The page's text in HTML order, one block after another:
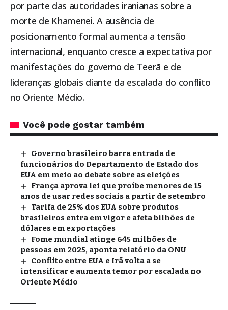
por parte das autoridades iranianas sobre a
morte de Khamenei. A ausência de
posicionamento formal aumenta a tensão
internacional, enquanto cresce a expectativa por
manifestações do governo de Teerã e de
lideranças globais diante da escalada do conflito
no Oriente Médio.
Você pode gostar também
Governo brasileiro barra entrada de
funcionários do Departamento de Estado dos
EUA em meio ao debate sobre as eleições
França aprova lei que proíbe menores de 15
anos de usar redes sociais a partir de setembro
Tarifa de 25% dos EUA sobre produtos
brasileiros entra em vigor e afeta bilhões de
dólares em exportações
Fome mundial atinge 645 milhões de
pessoas em 2025, aponta relatório da ONU
Conflito entre EUA e Irã volta a se
intensificar e aumenta temor por escalada no
Oriente Médio